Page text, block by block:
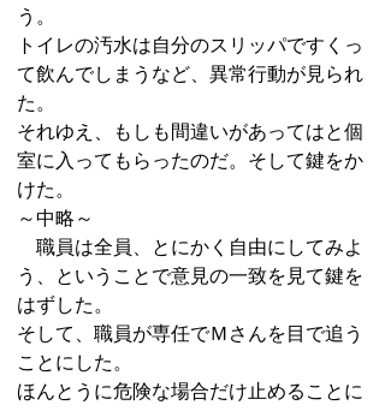
う。
トイレの汚水は自分のスリッパですくっ
て飲んでしまうなど、異常行動が見られ
た。
それゆえ、もしも間違いがあってはと個
室に入ってもらったのだ。そして鍵をか
けた。
～中略～
職員は全員、とにかく自由にしてみよ
う、ということで意見の一致を見て鍵を
はずした。
そして、職員が専任でＭさんを目で追う
ことにした。
ほんとうに危険な場合だけ止めることに